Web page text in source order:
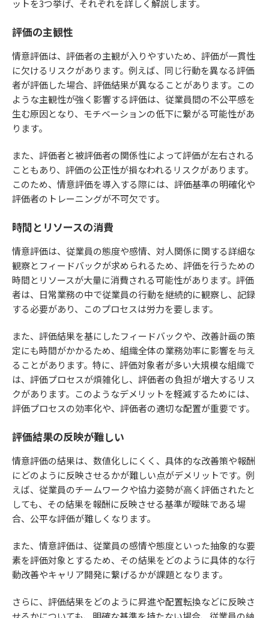
ットを3つ挙げ、それぞれを詳しく解説します。
評価の主観性
情意評価は、評価者の主観が入りやすいため、評価が一貫性
に欠けるリスクがあります。例えば、同じ行動を異なる評価
者が評価した場合、評価結果が異なることがあります。この
ような主観性が強く影響する評価は、従業員間の不公平感を
生む原因となり、モチベーションの低下に繋がる可能性があ
ります。
また、評価者と被評価者の関係性によって評価が左右される
こともあり、評価の公正性が損なわれるリスクがあります。
このため、情意評価を導入する際には、評価基準の明確化や
評価者のトレーニングが不可欠です。
時間とリソースの消費
情意評価は、従業員の態度や感情、対人関係に関する詳細な
観察とフィードバックが求められるため、評価を行うための
時間とリソースが大量に消費される可能性があります。評価
者は、日常業務の中で従業員の行動を継続的に観察し、記録
する必要があり、このプロセスは労力を要します。
また、評価結果を基にしたフィードバックや、改善計画の策
定にも時間がかかるため、組織全体の業務効率に影響を与え
ることがあります。特に、評価対象者が多い大規模な組織で
は、評価プロセスが煩雑化し、評価者の負担が増大するリス
クがあります。このようなデメリットを軽減するためには、
評価プロセスの効率化や、評価者の適切な配置が重要です。
評価結果の反映が難しい
情意評価の結果は、数値化しにくく、具体的な改善策や報酬
にどのように反映させるかが難しい点がデメリットです。例
えば、従業員のチームワークや協力姿勢が高く評価されたと
しても、その結果を報酬に反映させる基準が曖昧である場
合、公平な評価が難しくなります。
また、情意評価は、従業員の感情や態度といった抽象的な要
素を評価対象とするため、その結果をどのように具体的な行
動改善やキャリア開発に繋げるかが課題となります。
さらに、評価結果をどのように昇進や配置転換などに反映さ